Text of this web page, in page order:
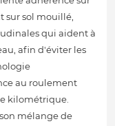
sur sol mouillé,
qui aident à
afin d'éviter les
au roulement
kilométrique.
mélange de